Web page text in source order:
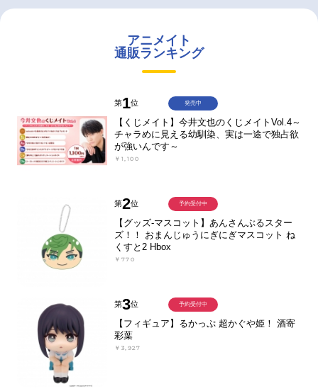
アニメイト
通販ランキング
第1位
【くじメイト】今井文也のくじメイトVol.4～
チャラめに見える幼馴染、実は一途で独占欲
が強いんです～
￥1,100
発売中
第2位
【グッズ-マスコット】あんさんぶるスター
ズ！！ おまんじゅうにぎにぎマスコット ね
くすと2 Hbox
￥770
予約受付中
第3位
【フィギュア】るかっぷ 超かぐや姫！ 酒寄
彩葉
￥3,927
予約受付中